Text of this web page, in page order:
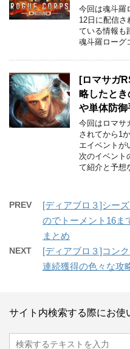
今回は魂斗羅
12日に配信
ている情報も
魂斗羅ローグ
[ロマサガ
略したとき
や単体防御
今回はロマサ
されてから1
エイベントが
次のイベント
て紹介と予
PREV
[ディアブロ３]シー
のでトーメント16ま
まとめ
NEXT
[ディアブロ３]コン
連続獲得の色々な攻
サイト内検索する際にお使